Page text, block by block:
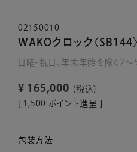
02150010
WAKOクロック〈SB144〉
日曜・祝日、年末年始を除く2
¥ 165,000
税込
[ 1,500 ポイント進呈 ]
包装方法